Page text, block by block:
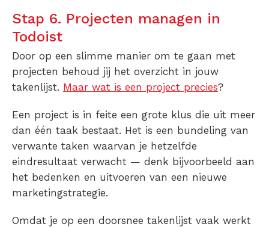
Stap 6. Projecten managen in
Todoist
Door op een slimme manier om te gaan met
projecten behoud jij het overzicht in jouw
takenlijst. Maar wat is een project precies?
Een project is in feite een grote klus die uit meer
dan één taak bestaat. Het is een bundeling van
verwante taken waarvan je hetzelfde
eindresultaat verwacht — denk bijvoorbeeld aan
het bedenken en uitvoeren van een nieuwe
marketingstrategie.
Omdat je op een doorsnee takenlijst vaak werkt